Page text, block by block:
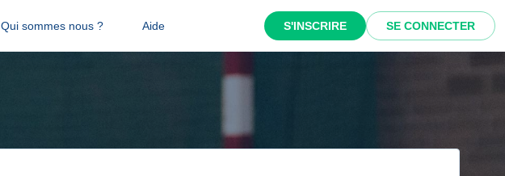
Qui sommes nous ? Aide S'INSCRIRE SE CONNECTER